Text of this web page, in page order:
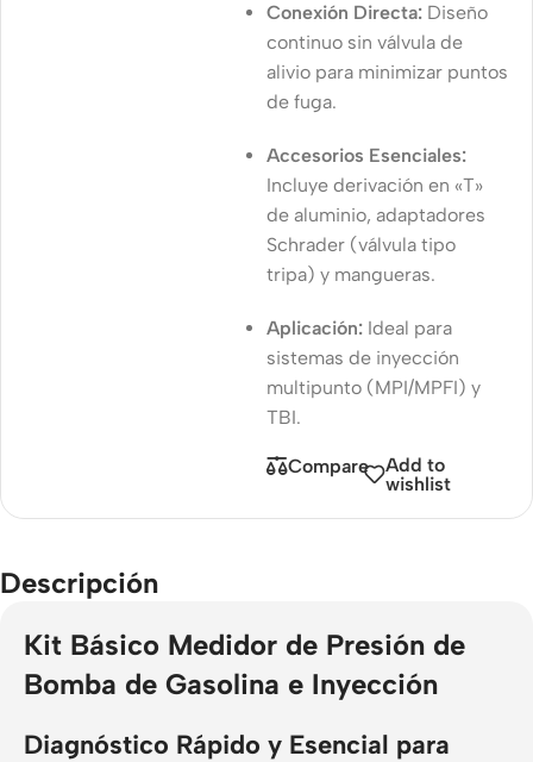
Conexión Directa: Diseño
continuo sin válvula de
alivio para minimizar puntos
de fuga.
Accesorios Esenciales:
Incluye derivación en «T»
de aluminio, adaptadores
Schrader (válvula tipo
tripa) y mangueras.
Aplicación: Ideal para
sistemas de inyección
multipunto (MPI/MPFI) y
TBI.
Compare
Add to
wishlist
Descripción
Kit Básico Medidor de Presión de
Bomba de Gasolina e Inyección
Diagnóstico Rápido y Esencial para